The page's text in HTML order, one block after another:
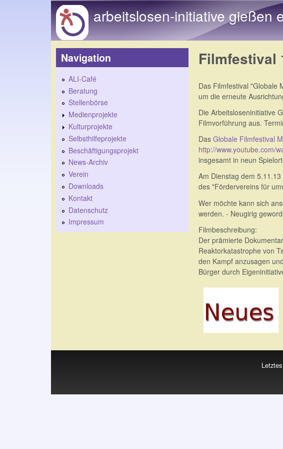
arbeitslosen-initiative gießen
Filmfestival
Das Filmfestival "Globale
um die erneute
Die Arbeitsloseninitiative
Filmvorführung aus.
Das Globale Filmfestival
http://www.youtube.com/
insgesamt in neun
Am Dienstag dem
des "Fördervereins für
Wer möchte kann sich
werden. - Neugirig
Filmbeschreibung:
Der prämierte
Reaktorkatastrophe von
den Kampf anzusagen
Bürger durch
Navigation
ALI-Café
Beratung
Stellenbörse
Medienprojekte
Kulturprojekte
Selbsthilfeprojekte
Beschäftigungsprojekt
News-Archiv
Verein
Downloads
Kontakt
Datenschutz
Impressum